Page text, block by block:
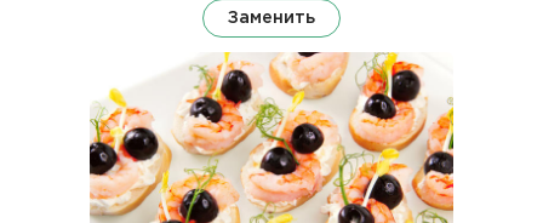
Заменить